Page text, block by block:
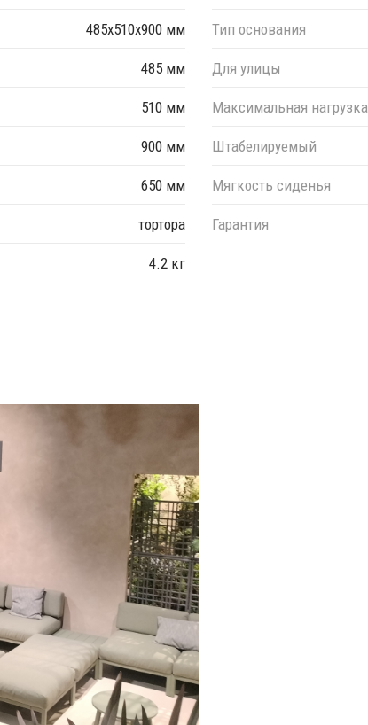
485х510х900 мм
485 мм
510 мм
900 мм
650 мм
тортора
4.2 кг
Тип основания
Для улицы
Максимальная нагрузка
Штабелируемый
Мягкость сиденья
Гарантия